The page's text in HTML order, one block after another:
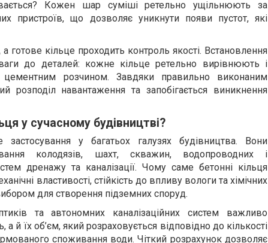
Кожен шар суміші ретельно ущільнюють за
пристроїв, що дозволяє уникнути появи пустот, які
готове кільце проходить контроль якості. Встановлення
до деталей: кожне кільце ретельно вирівнюють і
цементним розчином. Завдяки правильно виконаним
розподіл навантаження та запобігається виникнення
у сучасному будівництві?
застосування у багатьох галузях будівництва. Вони
колодязів, шахт, скважин, водопроводних і
дренажу та каналізації. Чому саме бетонні кільця
властивості, стійкість до впливу вологи та хімічних
для створення підземних споруд.
та автономних каналізаційних систем важливо
й їх об’єм, який розраховується відповідно до кількості
споживання води. Чіткий розрахунок дозволяє